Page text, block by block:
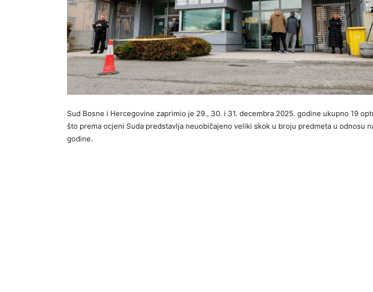
Sud Bosne i Hercegovine zaprimio je 29., 30. i 31. decembra 2025. godine ukupno 19
što prema ocjeni Suda predstavlja neuobičajeno veliki skok u broju predmeta u odnosu
godine.